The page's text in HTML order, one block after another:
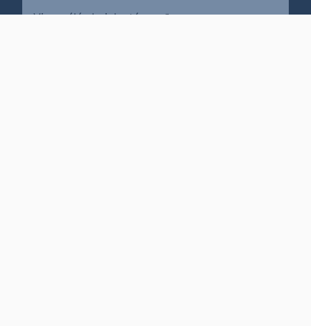
Visszaélés bejelentése(külső oldalra ugrik)